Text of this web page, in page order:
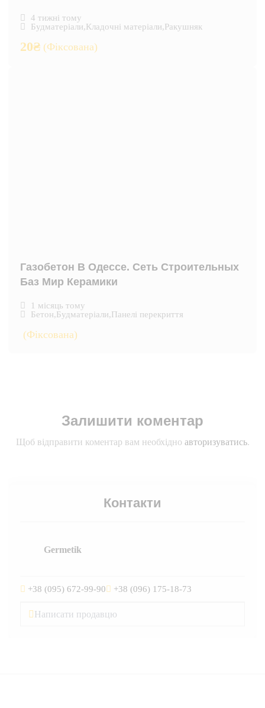
4 тижні тому
Будматеріали,Кладочні матеріали,Ракушняк
20₴ (Фіксована)
Газобетон В Одессе. Сеть Строительных
Баз Мир Керамики
1 місяць тому
Бетон,Будматеріали,Панелі перекриття
(Фіксована)
Залишити коментар
Щоб відправити коментар вам необхідно авторизуватись.
Контакти
Germetik
+38 (095) 672-99-90 +38 (096) 175-18-73
Написати продавцю